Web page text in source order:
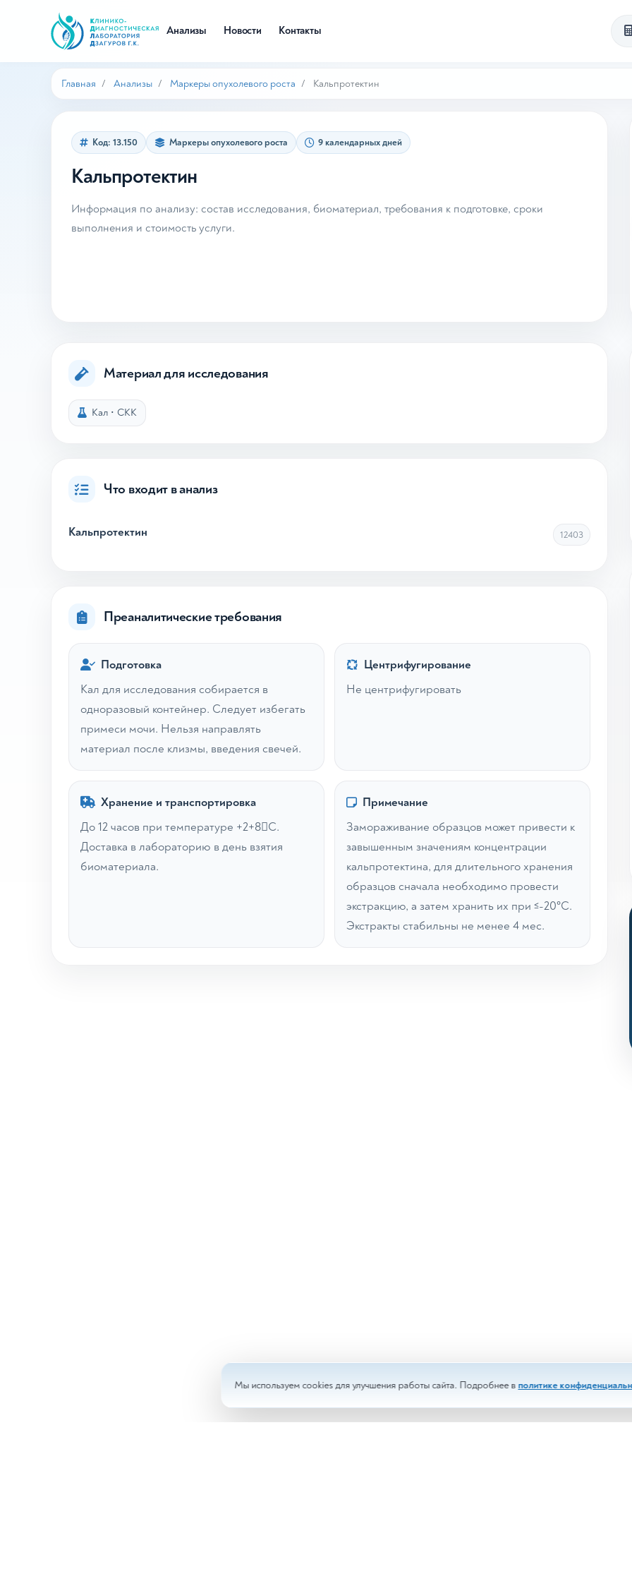
Анализы Новости Контакты
Главная Анализы Маркеры опухолевого роста Кальпротектин
Код: 13.150 Маркеры опухолевого роста 9 календарных дней
Кальпротектин
Информация по анализу: состав исследования, биоматериал, требования к подготовке, сроки
выполнения и стоимость услуги.
Материал для исследования
Кал • СКК
Что входит в анализ
Кальпротектин 12403
Преаналитические требования
Подготовка
Кал для исследования собирается в
одноразовый контейнер. Следует избегать
примеси мочи. Нельзя направлять
материал после клизмы, введения свечей.
Центрифугирование
Не центрифугировать
Хранение и транспортировка
До 12 часов при температуре +2+8С.
Доставка в лабораторию в день взятия
биоматериала.
Примечание
Замораживание образцов может привести к
завышенным значениям концентрации
кальпротектина, для длительного хранения
образцов сначала необходимо провести
экстракцию, а затем хранить их при ≤-20°C.
Экстракты стабильны не менее 4 мес.
Мы используем cookies для улучшения работы сайта. Подробнее в политике